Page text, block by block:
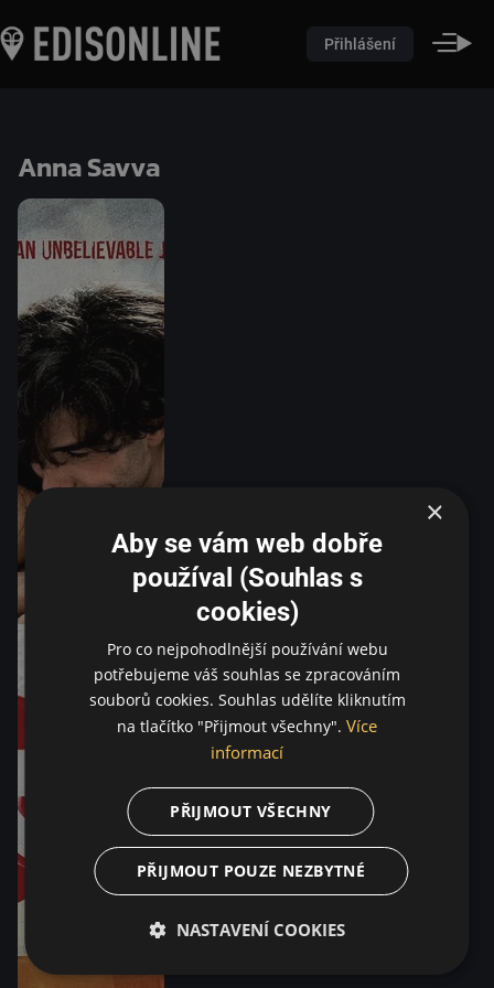
Přihlášení
Anna Savva
×
Aby se vám web dobře
používal (Souhlas s
cookies)
Pro co nejpohodlnější používání webu
potřebujeme váš souhlas se zpracováním
souborů cookies. Souhlas udělíte kliknutím
na tlačítko "Přijmout všechny". Více
informací
PŘIJMOUT VŠECHNY
PŘIJMOUT POUZE NEZBYTNÉ
NASTAVENÍ COOKIES